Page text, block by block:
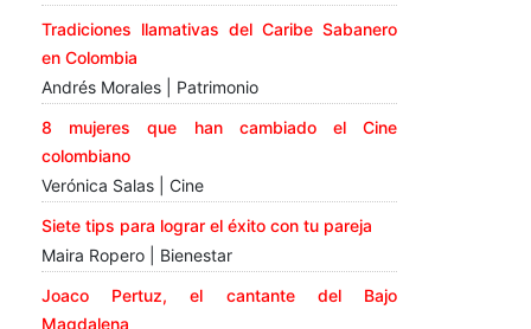
Tradiciones llamativas del Caribe Sabanero
en Colombia
Andrés Morales | Patrimonio
8 mujeres que han cambiado el Cine
colombiano
Verónica Salas | Cine
Siete tips para lograr el éxito con tu pareja
Maira Ropero | Bienestar
Joaco Pertuz, el cantante del Bajo
Magdalena